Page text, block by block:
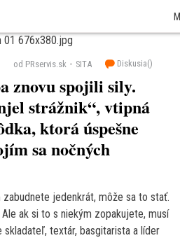
od PRservis.sk SITA Diskusia()
znovu spojili sily.
strážnik“, vtipná
ktorá úspešne
sa nočných
zabudnete jedenkrát, môže sa to stať.
ak si to s niekým zopakujete, musí
skladateľ, textár, basgitarista a líder